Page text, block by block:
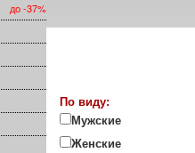
до -37%
По виду:
Мужские
Женские